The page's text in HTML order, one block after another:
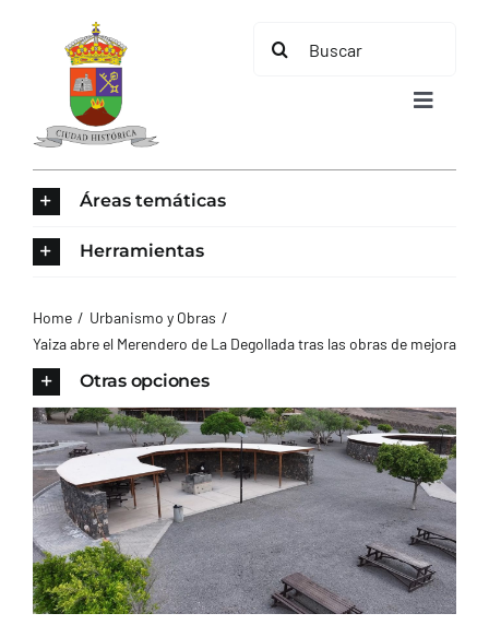
contenido
Buscar:
Toggle
AYUNTAMIENTO
TURISMO
CONTACTO
Áreas temáticas
Herramientas
Home
Urbanismo y Obras
Yaiza abre el Merendero de La Degollada tras las obras de mejora
Otras opciones